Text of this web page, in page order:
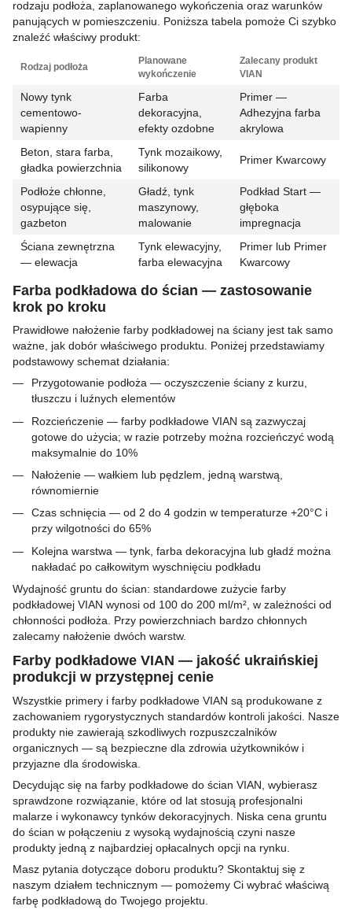
rodzaju podłoża, zaplanowanego wykończenia oraz warunków
panujących w pomieszczeniu. Poniższa tabela pomoże Ci szybko
znaleźć właściwy produkt:
Rodzaj podłoża
Planowane
wykończenie
Zalecany produkt
VIAN
Nowy tynk
cementowo-
wapienny
Farba
dekoracyjna,
efekty ozdobne
Primer —
Adhezyjna farba
akrylowa
Beton, stara farba,
gładka powierzchnia
Tynk mozaikowy,
silikonowy
Primer Kwarcowy
Podłoże chłonne,
osypujące się,
gazbeton
Gładź, tynk
maszynowy,
malowanie
Podkład Start —
głęboka
impregnacja
Ściana zewnętrzna
— elewacja
Tynk elewacyjny,
farba elewacyjna
Primer lub Primer
Kwarcowy
Farba podkładowa do ścian — zastosowanie
krok po kroku
Prawidłowe nałożenie farby podkładowej na ściany jest tak samo
ważne, jak dobór właściwego produktu. Poniżej przedstawiamy
podstawowy schemat działania:
Przygotowanie podłoża — oczyszczenie ściany z kurzu,
tłuszczu i luźnych elementów
Rozcieńczenie — farby podkładowe VIAN są zazwyczaj
gotowe do użycia; w razie potrzeby można rozcieńczyć wodą
maksymalnie do 10%
Nałożenie — wałkiem lub pędzlem, jedną warstwą,
równomiernie
Czas schnięcia — od 2 do 4 godzin w temperaturze +20°C i
przy wilgotności do 65%
Kolejna warstwa — tynk, farba dekoracyjna lub gładź można
nakładać po całkowitym wyschnięciu podkładu
Wydajność gruntu do ścian: standardowe zużycie farby
podkładowej VIAN wynosi od 100 do 200 ml/m², w zależności od
chłonności podłoża. Przy powierzchniach bardzo chłonnych
zalecamy nałożenie dwóch warstw.
Farby podkładowe VIAN — jakość ukraińskiej
produkcji w przystępnej cenie
Wszystkie primery i farby podkładowe VIAN są produkowane z
zachowaniem rygorystycznych standardów kontroli jakości. Nasze
produkty nie zawierają szkodliwych rozpuszczalników
organicznych — są bezpieczne dla zdrowia użytkowników i
przyjazne dla środowiska.
Decydując się na farby podkładowe do ścian VIAN, wybierasz
sprawdzone rozwiązanie, które od lat stosują profesjonalni
malarze i wykonawcy tynków dekoracyjnych. Niska cena gruntu
do ścian w połączeniu z wysoką wydajnością czyni nasze
produkty jedną z najbardziej opłacalnych opcji na rynku.
Masz pytania dotyczące doboru produktu? Skontaktuj się z
naszym działem technicznym — pomożemy Ci wybrać właściwą
farbę podkładową do Twojego projektu.